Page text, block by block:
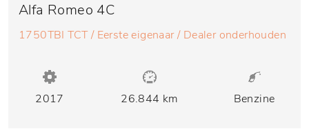
Alfa Romeo 4C
1750TBI TCT / Eerste eigenaar / Dealer onderhouden
2017 26.844 km Benzine